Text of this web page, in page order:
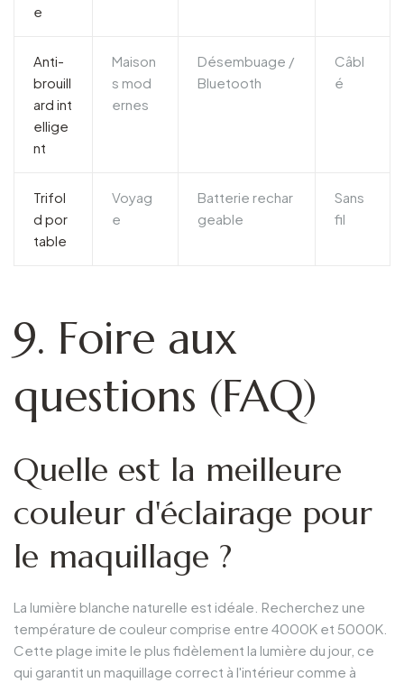
e
Anti-
brouill
ard int
ellige
nt
Maison
s mod
ernes
Désembuage /
Bluetooth
Câbl
é
Trifol
d por
table
Voyag
e
Batterie rechar
geable
Sans
fil
9. Foire aux
questions (FAQ)
Quelle est la meilleure
couleur d'éclairage pour
le maquillage ?
La lumière blanche naturelle est idéale. Recherchez une
température de couleur comprise entre 4000K et 5000K.
Cette plage imite le plus fidèlement la lumière du jour, ce
qui garantit un maquillage correct à l'intérieur comme à